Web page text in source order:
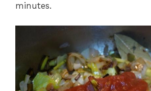
minutes.